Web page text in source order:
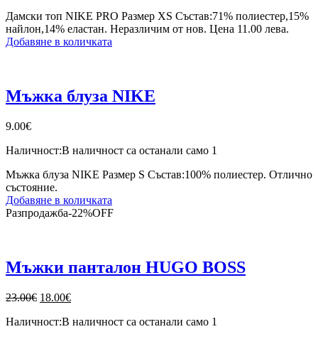
Дамски топ NIKE PRO Размер XS Състав:71% полиестер,15%
найлон,14% еластан. Неразличим от нов. Цена 11.00 лева.
Добавяне в количката
Мъжка блуза NIKE
9.00€
Наличност:В наличност са останали само 1
Мъжка блуза NIKE Размер S Състав:100% полиестер. Отлично
състояние.
Добавяне в количката
Разпродажба-22%OFF
Мъжки панталон HUGO BOSS
23.00€ Original
was:
18.00€Текущата
е:
Наличност:В наличност са останали само 1